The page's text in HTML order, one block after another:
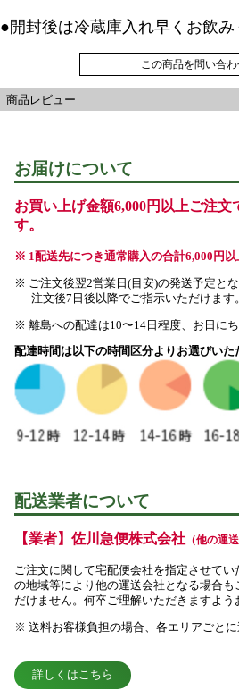
●開封後は冷蔵庫入れ早くお飲み
この商品を問い合わ
商品レビュー